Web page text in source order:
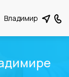
Владимир